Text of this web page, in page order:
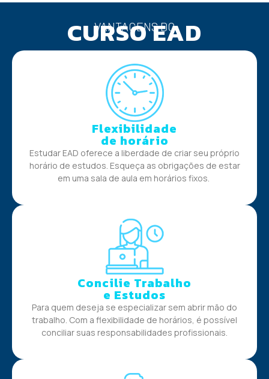
VANTAGENS DO
CURSO EAD
Flexibilidade
de horário
Estudar EAD oferece a liberdade de criar seu próprio
horário de estudos. Esqueça as obrigações de estar
em uma sala de aula em horários fixos.
Concilie Trabalho
e Estudos
Para quem deseja se especializar sem abrir mão do
trabalho. Com a flexibilidade de horários, é possível
conciliar suas responsabilidades profissionais.